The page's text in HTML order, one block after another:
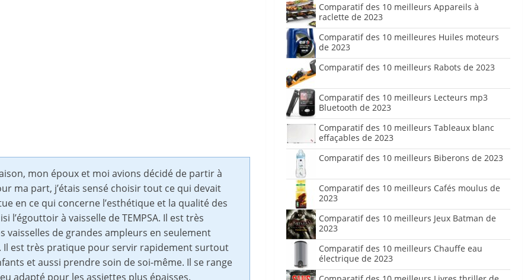
mon époux et moi avions décidé de partir à
ma part, j’étais sensé choisir tout ce qui devait
en ce qui concerne l’esthétique et la qualité des
l’égouttoir à vaisselle de TEMPSA. Il est très
vaisselles de grandes ampleurs en seulement
Il est très pratique pour servir rapidement surtout
et aussi prendre soin de soi-même. Il se range
adapté pour les assiettes plus épaisses.
Comparatif des 10 meilleurs Appareils à
raclette de 2023
Comparatif des 10 meilleures Huiles moteurs
de 2023
Comparatif des 10 meilleurs Rabots de 2023
Comparatif des 10 meilleurs Lecteurs mp3
Bluetooth de 2023
Comparatif des 10 meilleurs Tableaux blanc
effaçables de 2023
Comparatif des 10 meilleurs Biberons de 2023
Comparatif des 10 meilleurs Cafés moulus de
2023
Comparatif des 10 meilleurs Jeux Batman de
2023
Comparatif des 10 meilleurs Chauffe eau
électrique de 2023